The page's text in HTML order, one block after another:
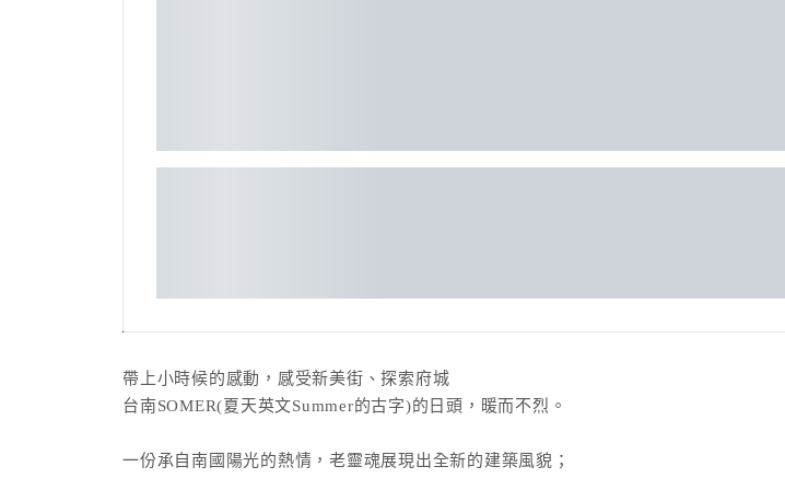
帶上小時候的感動，感受新美街、探索府城
台南SOMER(夏天英文Summer的古字)的日頭，暖而不烈。
一份承自南國陽光的熱情，老靈魂展現出全新的建築風貌；